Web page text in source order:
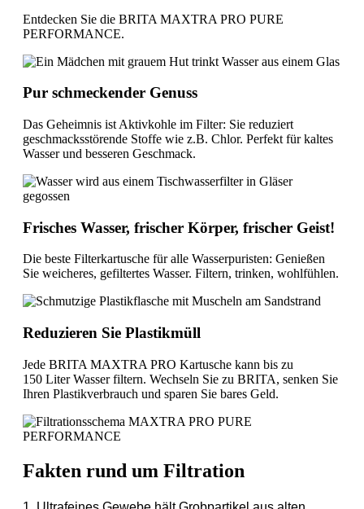
Entdecken Sie die BRITA MAXTRA PRO PURE
PERFORMANCE.
Pur schmeckender Genuss
Das Geheimnis ist Aktivkohle im Filter: Sie reduziert
geschmacksstörende Stoffe wie z.B. Chlor. Perfekt für kaltes
Wasser und besseren Geschmack.
Frisches Wasser, frischer Körper, frischer Geist!
Die beste Filterkartusche für alle Wasserpuristen: Genießen
Sie weicheres, gefiltertes Wasser. Filtern, trinken, wohlfühlen.
Reduzieren Sie Plastikmüll
Jede BRITA MAXTRA PRO Kartusche kann bis zu
150 Liter Wasser filtern. Wechseln Sie zu BRITA, senken Sie
Ihren Plastikverbrauch und sparen Sie bares Geld.
Fakten rund um Filtration